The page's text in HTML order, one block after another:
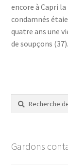
encore à Capri
condamnés
quatre ans une
de soupçons (37).
Recherche
pour :
Recherche
Gardons